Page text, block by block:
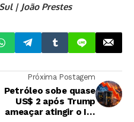
| João Prestes
Próxima Postagem
Petróleo sobe quase
US$ 2 após Trump
ameaçar atingir o Irã